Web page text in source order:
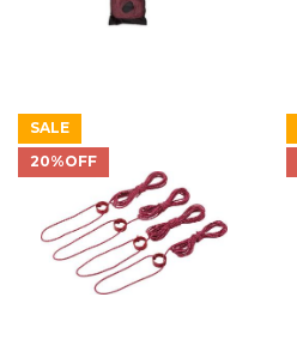
SALE
20%OFF